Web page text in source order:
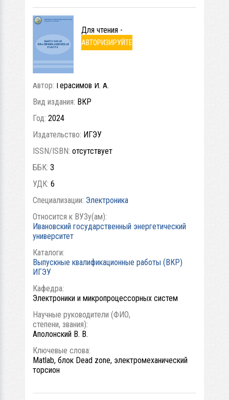
Для чтения -
АВТОРИЗИРУЙТЕ
Автор: Герасимов И. А.
Вид издания: ВКР
Год: 2024
Издательство: ИГЭУ
ISSN/ISBN: отсутствует
ББК: 3
УДК: 6
Специализации: Электроника
Относится к ВУЗу(ам):
Ивановский государственный энергетический
университет
Каталоги:
Выпускные квалификационные работы (ВКР)
ИГЭУ
Кафедра:
Электроники и микропроцессорных систем
Научные руководители (ФИО,
степени, звания):
Аполонский В. В.
Ключевые слова:
Matlab, блок Dead zone, электромеханический
торсион